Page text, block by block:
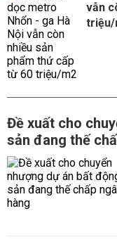
vẫn
triệu/
Đề xuất cho
sản đang thế